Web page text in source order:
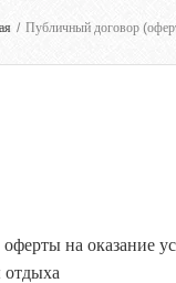
/ Публичный договор
на оказание